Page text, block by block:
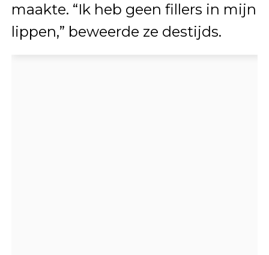
maakte. “Ik heb geen fillers in mijn
lippen,” beweerde ze destijds.